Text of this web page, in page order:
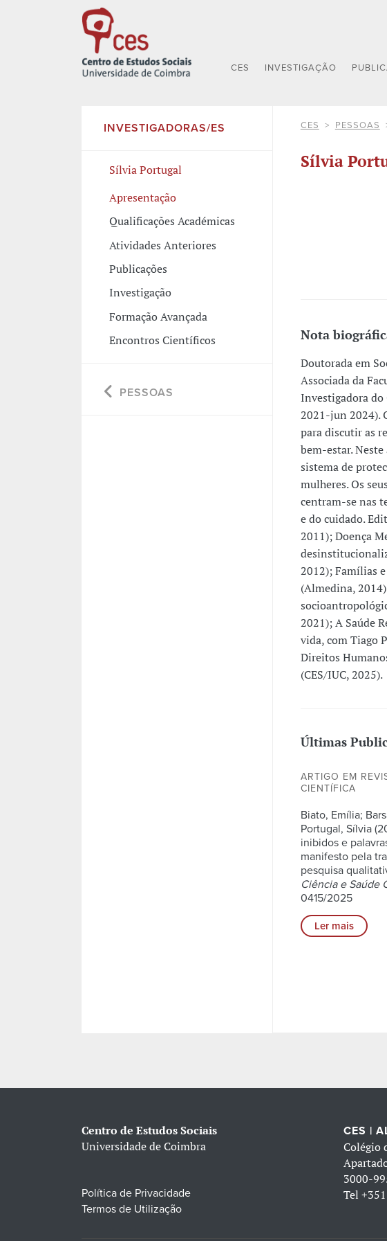
CES INVESTIGAÇÃO
INVESTIGADORAS/ES
Sílvia Portugal
Apresentação
Qualificações Académicas
Atividades Anteriores
Publicações
Investigação
Formação Avançada
Encontros Científicos
PESSOAS
CES PESSOAS
Sílvia
Nota
Doutorada em
Associada da
Investigadora do
2021-jun 2024).
para discutir as
bem-estar.
sistema de
mulheres. Os
centram-se nas
e do cuidado.
2011); Doença
2012); Famílias
(Almedina,
2021); A Saúde
vida, com Tiago
Direitos
(CES/IUC, 2025).
Últimas
ARTIGO EM
CIENTÍFICA
Biato, Emília;
Portugal, Sílvia
inibidos e
manifesto pela
pesquisa
Ciência e Saúde
0415/2025
Ler mais
Centro de Estudos Sociais
Universidade de Coimbra
Política de Privacidade
Termos de Utilização
CES |
Colégio
3000-
Tel